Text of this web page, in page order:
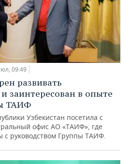
09:49
развивать
заинтересован в опыте
ТАИФ
Узбекистан посетила с
офис АО «ТАИФ», где
с руководством Группы ТАИФ.